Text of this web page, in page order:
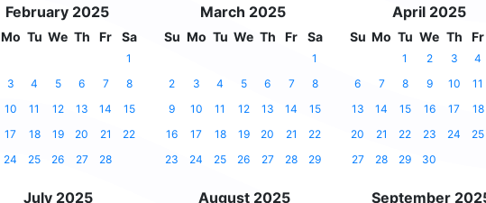
February 2025
Mo Tu We Th Fr Sa
1
3 4 5 6 7
8
10 11 12 13 14
15
17 18 19 20 21
22
24 25 26 27 28
March 2025
Su Mo Tu We Th Fr Sa
1
2
3 4 5 6 7
8
9
10 11 12 13 14
15
16
17 18 19 20 21
22
23
24 25 26 27 28 29
April 2025
Su Mo Tu We Th Fr
1 2 3 4
6
7 8 9 10 11
13
14 15 16 17 18
20
21 22 23 24 25
27
28 29 30
July 2025 August 2025 September